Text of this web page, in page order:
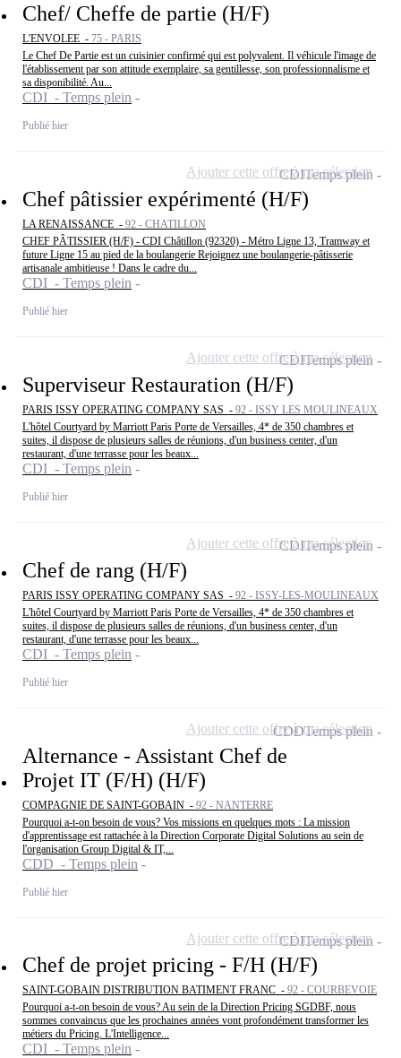
Chef/ Cheffe de partie (H/F)
L'ENVOLEE - 75 - PARIS
Le Chef De Partie est un cuisinier confirmé qui est polyvalent. Il véhicule l'image de
l'établissement par son attitude exemplaire, sa gentillesse, son professionnalisme et
sa disponibilité. Au...
CDI - Temps plein
Publié hier
Chef pâtissier expérimenté (H/F)
LA RENAISSANCE - 92 - CHATILLON
CHEF PÂTISSIER (H/F) - CDI Châtillon (92320) - Métro Ligne 13, Tramway et
future Ligne 15 au pied de la boulangerie Rejoignez une boulangerie-pâtisserie
artisanale ambitieuse ! Dans le cadre du...
CDI - Temps plein
Publié hier
CDITemps plein
Ajouter cette offre à ma sélection
Superviseur Restauration (H/F)
PARIS ISSY OPERATING COMPANY SAS - 92 - ISSY LES MOULINEAUX
L'hôtel Courtyard by Marriott Paris Porte de Versailles, 4* de 350 chambres et
suites, il dispose de plusieurs salles de réunions, d'un business center, d'un
restaurant, d'une terrasse pour les beaux...
CDI - Temps plein
Publié hier
CDITemps plein
Ajouter cette offre à ma sélection
Chef de rang (H/F)
PARIS ISSY OPERATING COMPANY SAS - 92 - ISSY-LES-MOULINEAUX
L'hôtel Courtyard by Marriott Paris Porte de Versailles, 4* de 350 chambres et
suites, il dispose de plusieurs salles de réunions, d'un business center, d'un
restaurant, d'une terrasse pour les beaux...
CDI - Temps plein
Publié hier
CDITemps plein
Ajouter cette offre à ma sélection
Alternance - Assistant Chef de
Projet IT (F/H) (H/F)
COMPAGNIE DE SAINT-GOBAIN - 92 - NANTERRE
Pourquoi a-t-on besoin de vous? Vos missions en quelques mots : La mission
d'apprentissage est rattachée à la Direction Corporate Digital Solutions au sein de
l'organisation Group Digital & IT,...
CDD - Temps plein
Publié hier
CDDTemps plein
Ajouter cette offre à ma sélection
Chef de projet pricing - F/H (H/F)
SAINT-GOBAIN DISTRIBUTION BATIMENT FRANC - 92 - COURBEVOIE
Pourquoi a-t-on besoin de vous? Au sein de la Direction Pricing SGDBF, nous
sommes convaincus que les prochaines années vont profondément transformer les
métiers du Pricing. L'Intelligence...
CDI - Temps plein
CDITemps plein
Ajouter cette offre à ma sélection